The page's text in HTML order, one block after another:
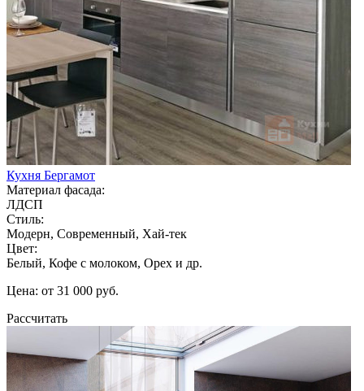
Кухня Бергамот
Материал фасада:
ЛДСП
Стиль:
Модерн, Современный, Хай-тек
Цвет:
Белый, Кофе с молоком, Орех и др.
Цена: от 31 000 руб.
Рассчитать